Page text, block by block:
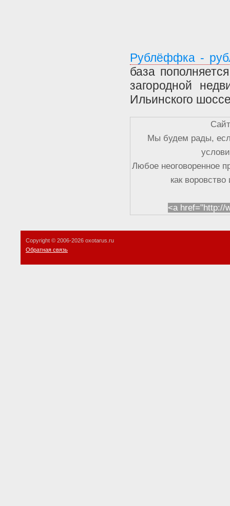
Рублёффка -
база
загородной
Ильинского
Мы будем рады,
Любое неоговоренное
как
<a href="http://
Copyright © 2006-2026 oxotarus.ru
Обратная связь